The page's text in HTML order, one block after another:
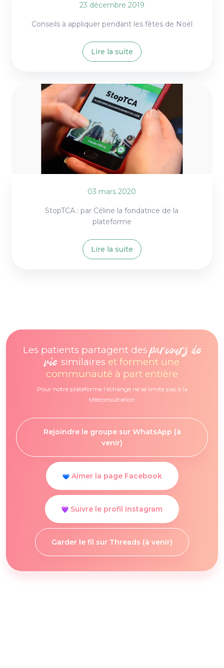
23 décembre 2019
Conseils à appliquer pendant les fêtes de Noël
Lire la suite
03 mars 2020
StopTCA : par Céline la fondatrice de la
plateforme
Lire la suite
Les patients partagent desparcours de
vie similaires et forment une
communauté à part entière
Pour notre plateforme l’échange ne se limite pas à la
téléconsultation
Rejoindre le groupe sur WhatsApp (à
venir)
Aimer la page Facebook
Suivre le profil Instagram
Garder le fil sur Threads (à venir)